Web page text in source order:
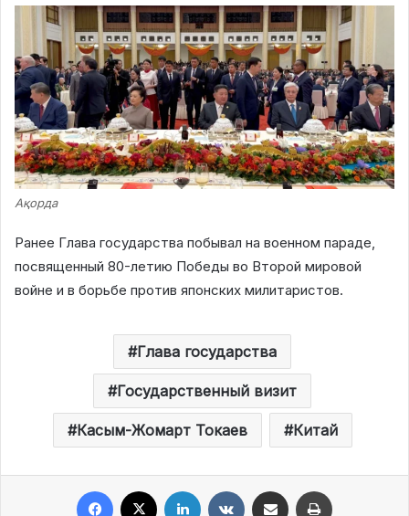
Ақорда
Ранее Глава государства побывал на военном параде,
посвященный 80-летию Победы во Второй мировой
войне и в борьбе против японских милитаристов.
Глава государства
Государственный визит
Касым-Жомарт Токаев Китай